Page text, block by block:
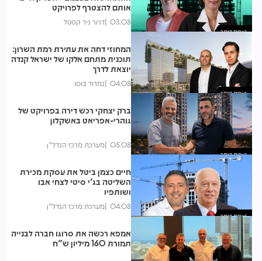
נצפות ביותר
אותם להצטרף לפרויקט
03.08 דרור ניר קסטל
נצפות ביותר
המחוזי דחה את עתירת רמת השרון:
תוכנית מתחם אלקו של ישראל קנדה
יוצאת לדרך
04.08 נמרוד בוסו
נצפות ביותר
ברק יצחקי רכש דירה בפרויקט של
גוהרי-אפריאט באשקלון
05.08 מערכת מרכז הנדל"ן
נצפות ביותר
חיים כצמן ביטל את עסקת מכירת
השליטה בג'י סיטי לצחי אבו
ושותפיו
04.08 מערכת מרכז הנדל"ן
אמפא רכשה את סרוגו חברה לבנייה
תמורת 160 מיליון ש"ח